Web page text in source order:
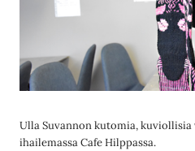
Ulla Suvannon kutomia,
ihailemassa Cafe Hilppassa.